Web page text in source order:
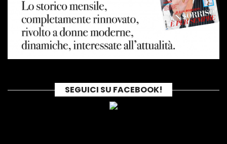
SEGUICI SU FACEBOOK!